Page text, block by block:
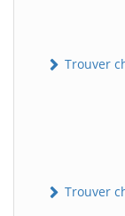
Trouver
Trouver